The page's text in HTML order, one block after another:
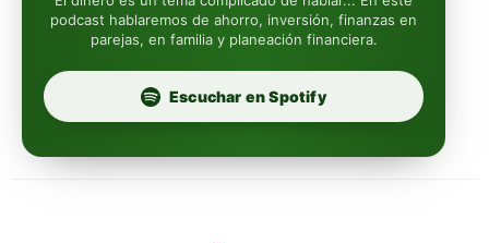
Profuturo
podcast hablaremos de ahorro, inversión, finanzas en
parejas, en familia y planeación financiera.
Escuchar en Spotify